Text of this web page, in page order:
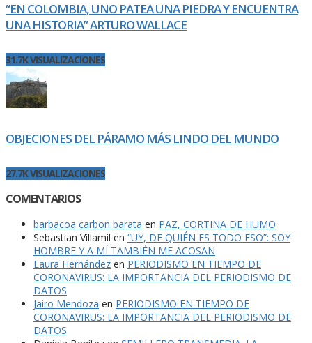
“EN COLOMBIA, UNO PATEA UNA PIEDRA Y ENCUENTRA
UNA HISTORIA” ARTURO WALLACE
31.7K VISUALIZACIONES
OBJECIONES DEL PÁRAMO MÁS LINDO DEL MUNDO
27.7K VISUALIZACIONES
COMENTARIOS
barbacoa carbon barata en PAZ, CORTINA DE HUMO
Sebastian Villamil en “UY, DE QUIÉN ES TODO ESO”: SOY
HOMBRE Y A MÍ TAMBIÉN ME ACOSAN
Laura Hernández en PERIODISMO EN TIEMPO DE
CORONAVIRUS: LA IMPORTANCIA DEL PERIODISMO DE
DATOS
Jairo Mendoza en PERIODISMO EN TIEMPO DE
CORONAVIRUS: LA IMPORTANCIA DEL PERIODISMO DE
DATOS